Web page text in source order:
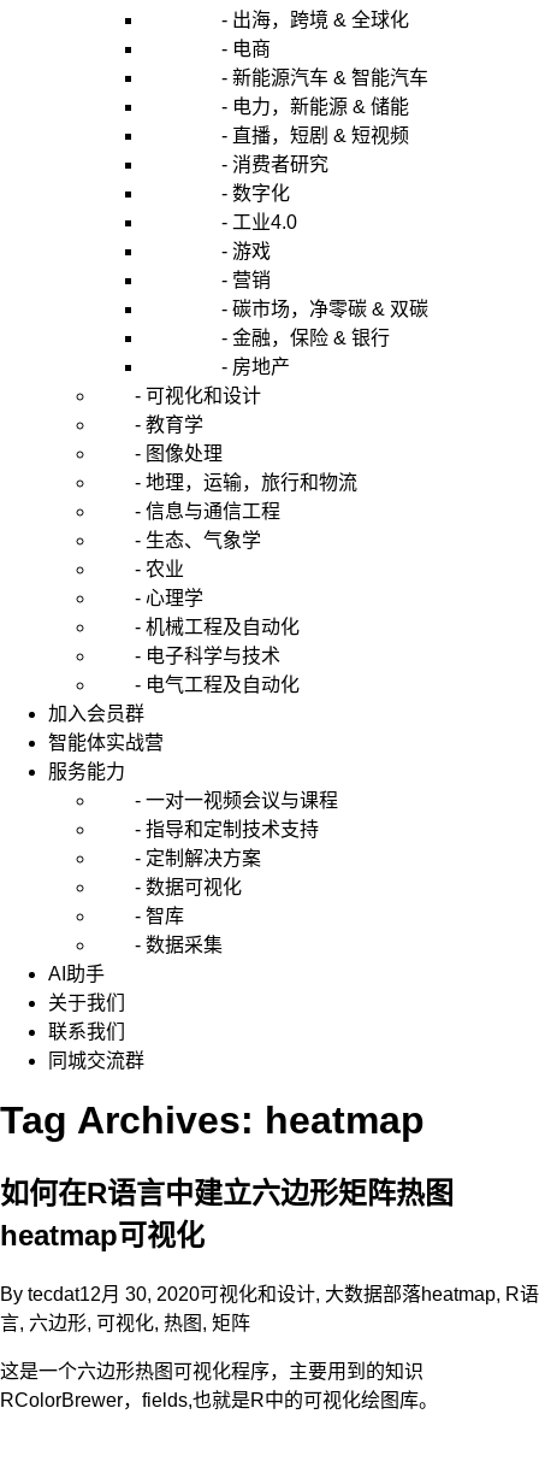
- 出海，跨境 & 全球化
- 电商
- 新能源汽车 & 智能汽车
- 电力，新能源 & 储能
- 直播，短剧 & 短视频
- 消费者研究
- 数字化
- 工业4.0
- 游戏
- 营销
- 碳市场，净零碳 & 双碳
- 金融，保险 & 银行
- 房地产
- 可视化和设计
- 教育学
- 图像处理
- 地理，运输，旅行和物流
- 信息与通信工程
- 生态、气象学
- 农业
- 心理学
- 机械工程及自动化
- 电子科学与技术
- 电气工程及自动化
加入会员群
智能体实战营
服务能力
- 一对一视频会议与课程
- 指导和定制技术支持
- 定制解决方案
- 数据可视化
- 智库
- 数据采集
AI助手
关于我们
联系我们
同城交流群
Tag Archives: heatmap
如何在R语言中建立六边形矩阵热图
heatmap可视化
By tecdat12月 30, 2020可视化和设计, 大数据部落heatmap, R语
言, 六边形, 可视化, 热图 , 矩阵
这是一个六边形热图可视化程序，主要用到的知识
RColorBrewer，fields,也就是R中的可视化绘图库。